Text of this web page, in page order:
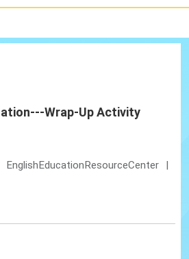
Wrap-Up Activity
EnglishEducationResourceCenter |